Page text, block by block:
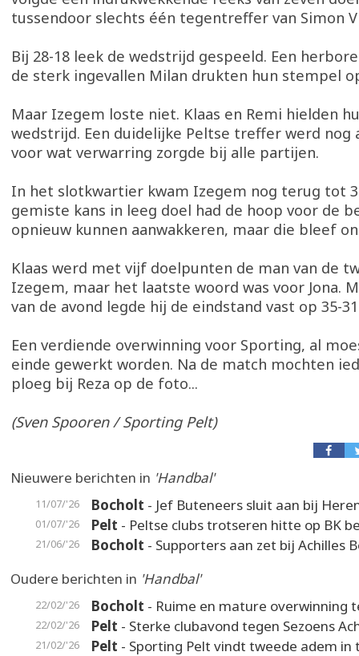
tussendoor slechts één tegentreffer van Simon
Bij 28-18 leek de wedstrijd gespeeld. Een
de sterk ingevallen Milan drukten hun stempel
Maar Izegem loste niet. Klaas en Remi hielden
wedstrijd. Een duidelijke Peltse treffer werd nog
voor wat verwarring zorgde bij alle partijen.
In het slotkwartier kwam Izegem nog terug tot
gemiste kans in leeg doel had de hoop voor de
opnieuw kunnen aanwakkeren, maar die bleef
Klaas werd met vijf doelpunten de man van de
Izegem, maar het laatste woord was voor Jona.
van de avond legde hij de eindstand vast op 35-
Een verdiende overwinning voor Sporting, al
einde gewerkt worden. Na de match mochten
ploeg bij Reza op de foto...
(Sven Spooren / Sporting Pelt)
Nieuwere berichten in 'Handbal'
11/07/'26 Bocholt - Jef Buteneers sluit aan bij
01/07/'26 Pelt - Peltse clubs trotseren hitte op BK
21/06/'26 Bocholt - Supporters aan zet bij Achilles
Oudere berichten in 'Handbal'
22/02/'26 Bocholt - Ruime en mature overwinning
22/02/'26 Pelt - Sterke clubavond tegen Sezoens
21/02/'26 Pelt - Sporting Pelt vindt tweede adem